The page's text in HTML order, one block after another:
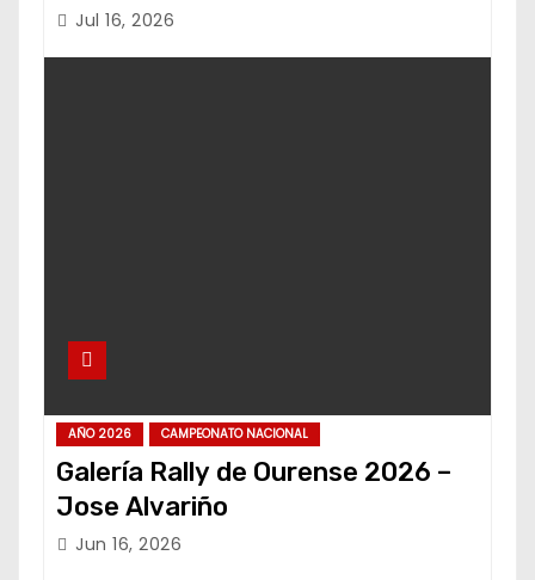
Jul 16, 2026
AÑO 2026 CAMPEONATO NACIONAL
Galería Rally de Ourense 2026 –
Jose Alvariño
Jun 16, 2026